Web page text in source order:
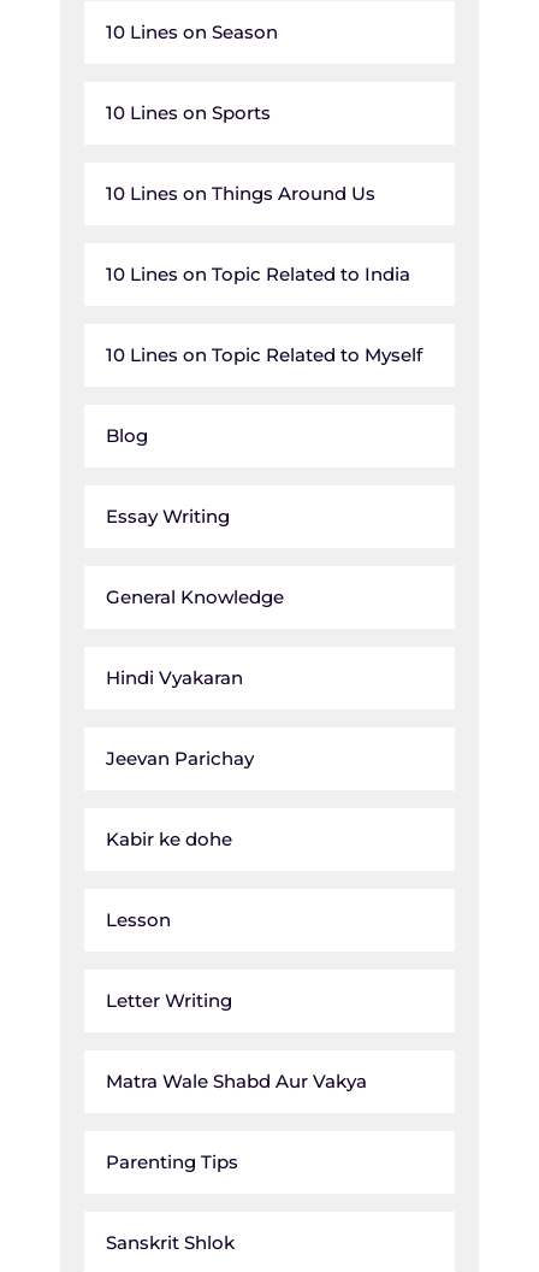
10 Lines on Season
10 Lines on Sports
10 Lines on Things Around Us
10 Lines on Topic Related to India
10 Lines on Topic Related to Myself
Blog
Essay Writing
General Knowledge
Hindi Vyakaran
Jeevan Parichay
Kabir ke dohe
Lesson
Letter Writing
Matra Wale Shabd Aur Vakya
Parenting Tips
Sanskrit Shlok